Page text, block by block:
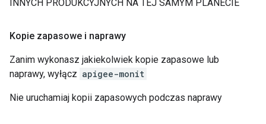
INNYCH PRODUKCYJNYCH NA TEJ SAMYM PLANECIE
Kopie zapasowe i naprawy
Zanim wykonasz jakiekolwiek kopie zapasowe lub
naprawy, wyłącz apigee-monit
Nie uruchamiaj kopii zapasowych podczas naprawy